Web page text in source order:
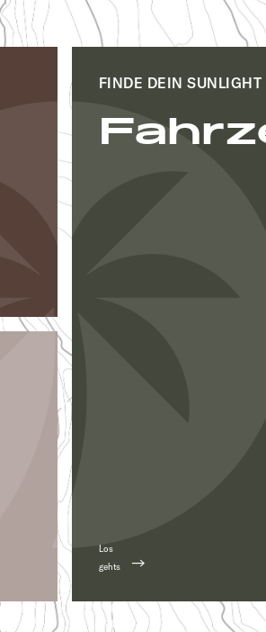
FINDE DEIN SUNLIGHT
Los
gehts